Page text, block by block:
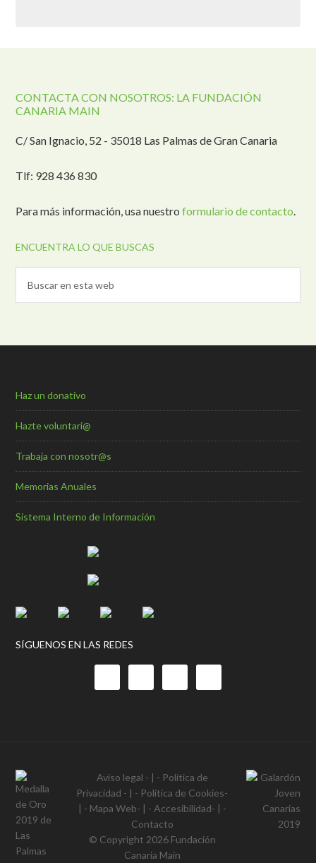
CONTACTA CON NOSOTROS: LA FUNDACIÓN
CANARIA MAIN
C/ San Ignacio, 52 - 35018 Las Palmas de Gran Canaria
Tlf: 928 436 830
Para más información, usa nuestroformulario de contacto.
ENCUENTRA LO QUE BUSCAS
Haz un donativo
Hazte voluntari@
Trabaja con nosotr@s
Memorias Anuales
Sistema Interno de Información
SÍGUENOS EN LAS REDES
Aviso legal - | - Política de
Privacidad - | - Política de Cookies-
| - Mapa Web- | - Accesibilidad- | -
Contacto
© Copyright 2026 Fundación
Canaria Main